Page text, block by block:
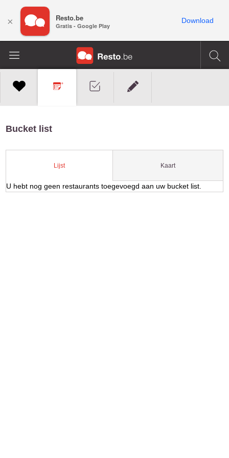
Bucket list
Lijst Kaart
U hebt nog geen restaurants toegevoegd aan uw bucket list.
× Resto.be
Gratis - Google Play
Download